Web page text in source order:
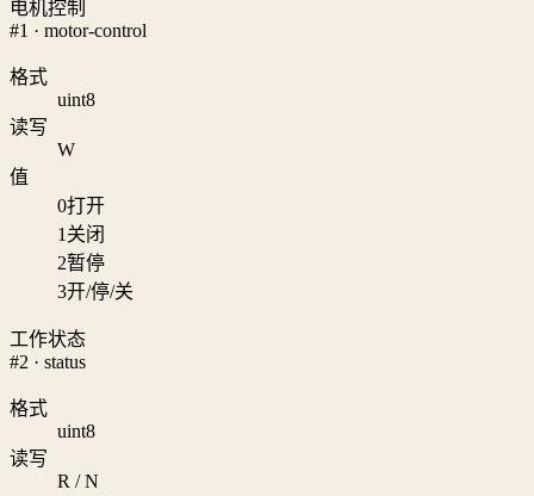
电机控制
#1 · motor-control
格式
uint8
读写
W
值
0打开
1 关闭
2暂停
3开/停/关
工作状态
#2 · status
格式
uint8
读写
R / N